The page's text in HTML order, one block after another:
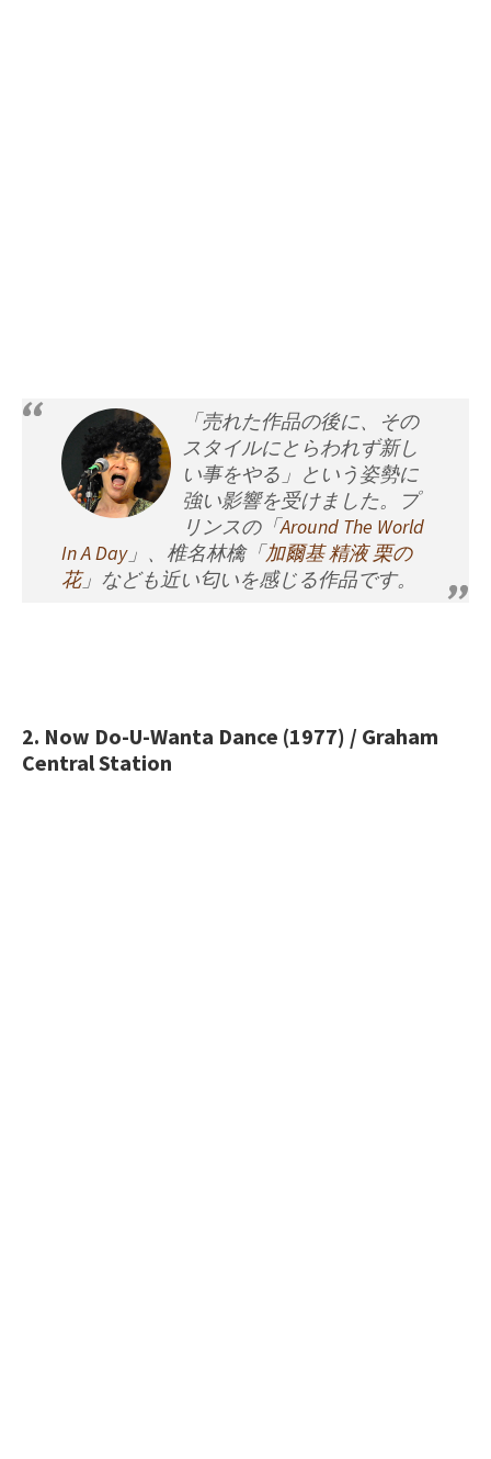
「売れた作品の後に、その
スタイルにとらわれず新し
い事をやる」という姿勢に
強い影響を受けました。プ
リンスの「Around The World
In A Day」、椎名林檎「加爾基 精液 栗の
花」なども近い匂いを感じる作品です。
2. Now Do-U-Wanta Dance (1977) / Graham
Central Station